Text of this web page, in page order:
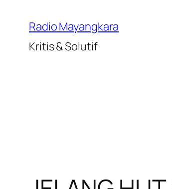
konten
Radio Mayangkara
Kritis & Solutif